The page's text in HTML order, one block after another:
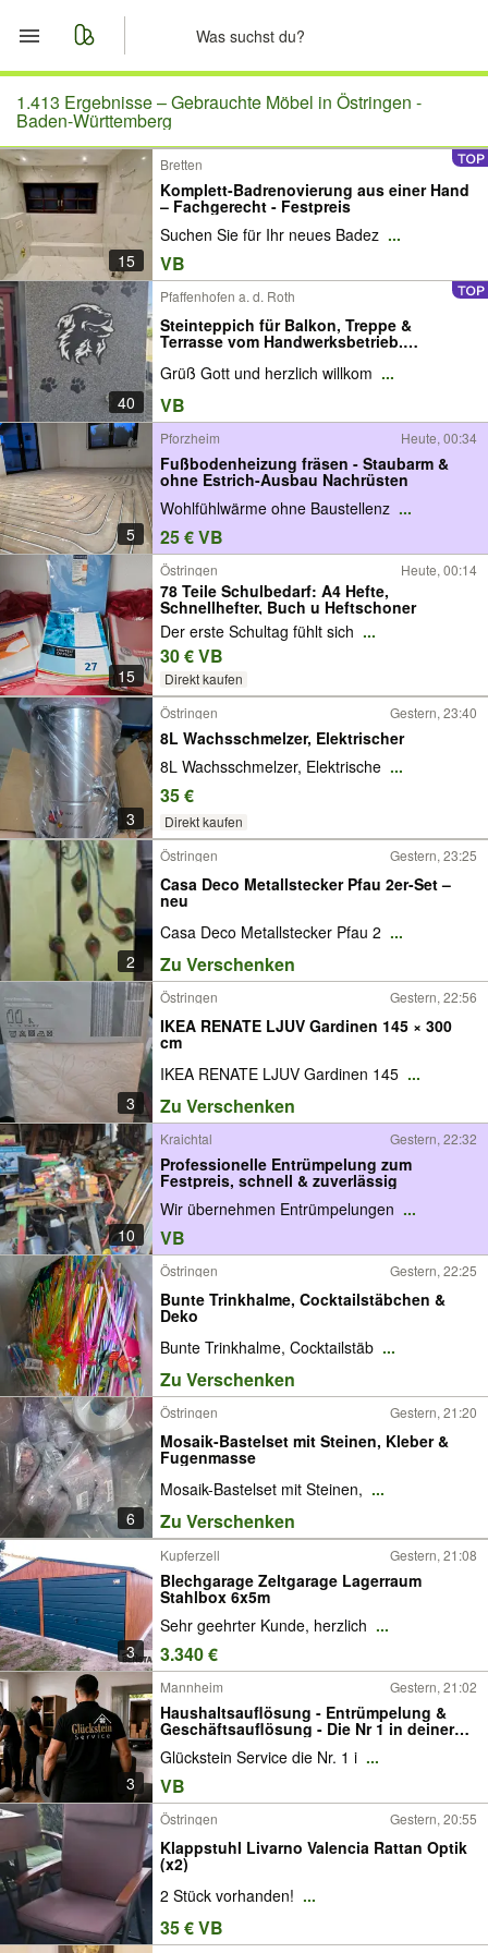
Start
Merkliste
Nachrichten
Anzeige aufgeben
1.413 Ergebnisse –Gebrauchte Möbel in Östringen -
Baden-Württemberg
15
Bretten
Komplett-Badrenovierung aus einer Hand
– Fachgerecht - Festpreis
Suchen Sie für Ihr neues Badez ...
VB
40
Pfaffenhofen a. d. Roth
Steinteppich für Balkon, Treppe &
Terrasse vom Handwerksbetrieb.
Industrieböden. Abdichtungen,
Fachgerechter Fliesen Abriss
Grüß Gott und herzlich willkom ...
VB
5
Pforzheim Heute, 00:34
Fußbodenheizung fräsen - Staubarm &
ohne Estrich-Ausbau Nachrüsten
Wohlfühlwärme ohne Baustellenz ...
25 € VB
15
Östringen Heute, 00:14
78 Teile Schulbedarf: A4 Hefte,
Schnellhefter, Buch u Heftschoner
Der erste Schultag fühlt sich ...
30 € VB
Direkt kaufen
3
Östringen Gestern, 23:40
8L Wachsschmelzer, Elektrischer
8L Wachsschmelzer, Elektrische ...
35 €
Direkt kaufen
2
Östringen Gestern, 23:25
Casa Deco Metallstecker Pfau 2er-Set –
neu
Casa Deco Metallstecker Pfau 2 ...
Zu Verschenken
3
Östringen Gestern, 22:56
IKEA RENATE LJUV Gardinen 145 × 300
cm
IKEA RENATE LJUV Gardinen 145 ...
Zu Verschenken
10
Kraichtal Gestern, 22:32
Professionelle Entrümpelung zum
Festpreis, schnell & zuverlässig
Wir übernehmen Entrümpelungen ...
VB
Östringen Gestern, 22:25
Bunte Trinkhalme, Cocktailstäbchen &
Deko
Bunte Trinkhalme, Cocktailstäb ...
Zu Verschenken
6
Östringen Gestern, 21:20
Mosaik-Bastelset mit Steinen, Kleber &
Fugenmasse
Mosaik-Bastelset mit Steinen, ...
Zu Verschenken
3
Kupferzell Gestern, 21:08
Blechgarage Zeltgarage Lagerraum
Stahlbox 6x5m
Sehr geehrter Kunde, herzlich ...
3.340 €
3
Mannheim Gestern, 21:02
Haushaltsauflösung - Entrümpelung &
Geschäftsauflösung - Die Nr 1 in deiner
Glückstein Service die Nr. 1 i ...
VB
Östringen Gestern, 20:55
Klappstuhl Livarno Valencia Rattan Optik
(x2)
2 Stück vorhanden! ...
35 € VB